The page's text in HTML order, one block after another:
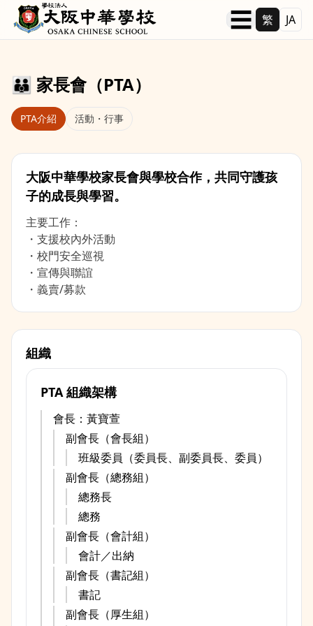
本文へ移動 ☰ 繁 JA
👪 家長會（PTA）
PTA介紹 活動・行事
大阪中華學校家長會與學校合作，共同守護孩
子的成長與學習。
主要工作：
・支援校內外活動
・校門安全巡視
・宣傳與聯誼
・義賣/募款
組織
PTA 組織架構
會長：黃寶萱
副會長（會長組）
班級委員（委員長、副委員長、委員）
副會長（總務組）
總務長
總務
副會長（會計組）
會計／出納
副會長（書記組）
書記
副會長（厚生組）